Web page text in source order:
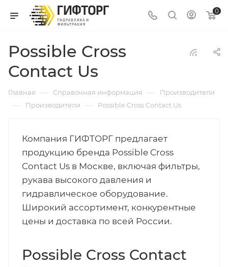
0
Possible Cross
Contact Us
Главная — Справочная информация — Производители
— Производители — Possible Cross Contact Us
Компания ГИФТОРГ предлагает
продукцию бренда Possible Cross
Contact Us в Москве, включая фильтры,
рукава высокого давления и
гидравлическое оборудование.
Широкий ассортимент, конкурентные
цены и доставка по всей России.
Possible Cross Contact